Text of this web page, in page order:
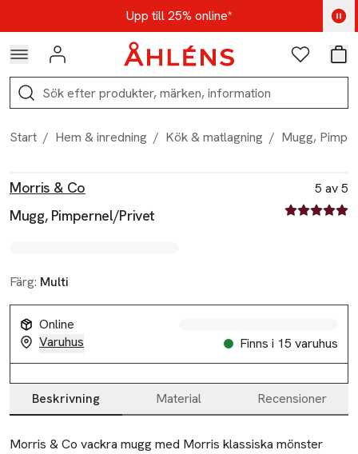
Hoppa till navigationsmenynUpp till 25% online*
Kod: AUG25 - Shoppa nu
Logga in Favoriter
Sök
Start / Hem & inredning / Kök & matlagning / Mugg,
Morris & Co
Mugg, Pimpernel/Privet
5 av 5
5 av fem
Färg: Multi
Online
Varuhus
Finns i 15 varuhus
Beskrivning Material Recensioner
Beskrivning
Morris & Co vackra mugg med Morris klassiska mönster